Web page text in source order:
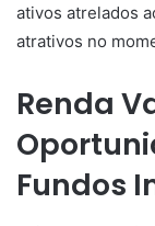
ativos atrelados
atrativos no
Renda
Fundos